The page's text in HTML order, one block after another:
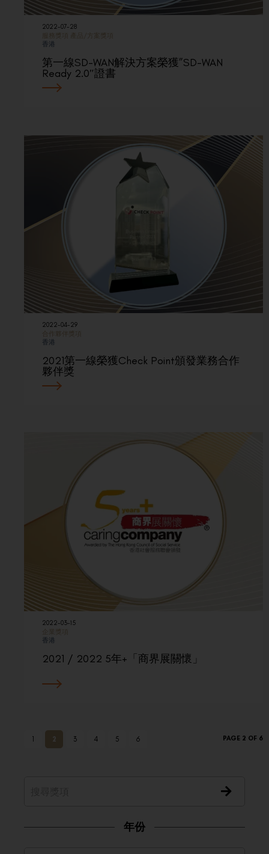
2022-07-28
服務獎項
產品/方案獎項
香港
第一線SD-WAN解決方案榮獲”SD-WAN
Ready 2.0″證書
2022-04-29
合作夥伴獎項
香港
2021第一線榮獲Check Point頒發業務合作
夥伴獎
2022-03-15
企業獎項
香港
2021 / 2022 5年+「商界展關懷」
1 2 3 4 5 6 PAGE 2 OF 6
年份